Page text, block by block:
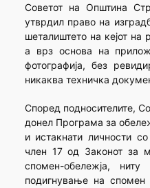
Советот на Општина
утврдил право на
шеталиштето на кејот
а врз основа на
фотографија, без
никаква техничка
Според подносителите,
донел Програма за
и истакнати личности
член 17 од Законот за
спомен-обележја,
подигнување на спомен